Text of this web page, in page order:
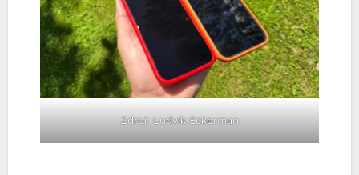
Zdroj: Ludvík Eckerman